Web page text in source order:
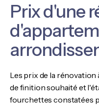
Prix d'une
Les prix de la rénovation
de finition souhaité et
fourchettes constatées